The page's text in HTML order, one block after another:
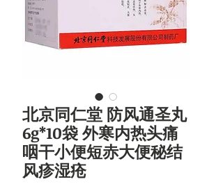
北京同仁堂 防风通圣丸
6g*10袋 外寒内热头痛
咽干小便短赤大便秘结
风疹湿疮